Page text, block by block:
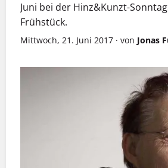
Juni bei der Hinz&Kunzt-
Frühstück.
Mittwoch, 21. Juni 2017 · von Jonas